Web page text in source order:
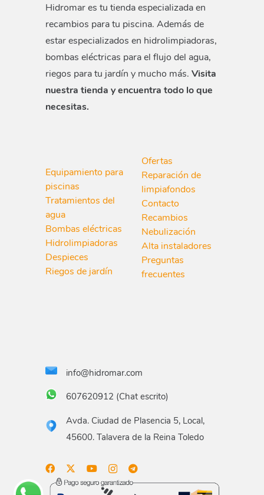
Hidromar es tu tienda especializada en
recambios para tu piscina. Además de
estar especializados en hidrolimpiadoras,
bombas eléctricas para el flujo del agua,
riegos para tu jardín y mucho más. Visita
nuestra tienda y encuentra todo lo que
necesitas.
Equipamiento para
piscinas
Tratamientos del
agua
Bombas eléctricas
Hidrolimpiadoras
Despieces
Riegos de jardín
Ofertas
Reparación de
limpiafondos
Contacto
Recambios
Nebulización
Alta instaladores
Preguntas
frecuentes
info@hidromar.com
607620912 (Chat escrito)
Avda. Ciudad de Plasencia 5, Local,
45600. Talavera de la Reina Toledo